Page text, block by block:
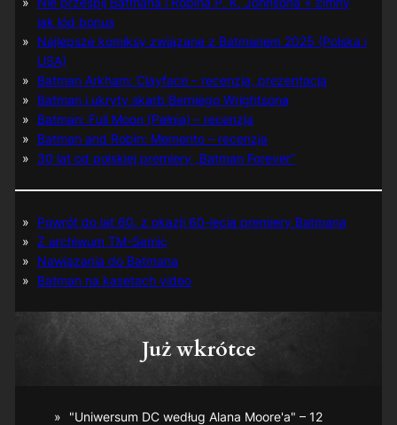
jak lód bonus
Najlepsze komiksy związane z Batmanem 2025 (Polska i
USA)
Batman Arkham: Clayface – recenzja, prezentacja
Batman i ukryty skarb Berniego Wrightsona
Batman: Full Moon (Pełnia) – recenzja
Batman and Robin: Memento – recenzja
30 lat od polskiej premiery „Batman Forever”
Powrót do lat 60. z okazji 60-lecia premiery Batmana
Z archiwum TM-Semic
Nawiązania do Batmana
Batman na kasetach video
Już wkrótce
"Uniwersum DC według Alana Moore'a" – 12